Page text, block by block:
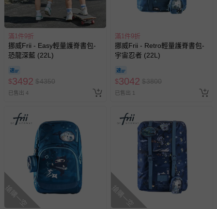
滿1件9折
挪威Frii - Easy輕量護脊書包-
恐龍深藍 (22L)
$3492 $4350
已售出 4
滿1件9折
挪威Frii - Retro輕量護脊書包-
宇宙忍者 (22L)
$3042 $3800
已售出 1
搶購一空 搶購一空